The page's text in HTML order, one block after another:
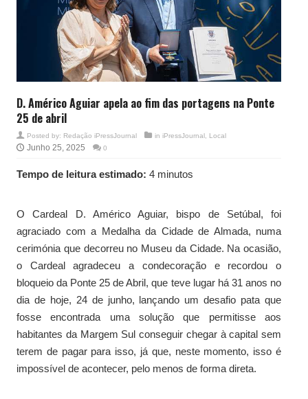
D. Américo Aguiar apela ao fim das portagens na Ponte
25 de abril
Posted by: Redação iPressJournal in iPressJournal Local
Junho 25, 2025 0
Tempo de leitura estimado: 4 minutos
O Cardeal D. Américo Aguiar, bispo de Setúbal, foi
agraciado com a Medalha da Cidade de Almada, numa
cerimónia que decorreu no Museu da Cidade. Na ocasião,
o Cardeal agradeceu a condecoração e recordou o
bloqueio da Ponte 25 de Abril, que teve lugar há 31 anos no
dia de hoje, 24 de junho, lançando um desafio pata que
fosse encontrada uma solução que permitisse aos
habitantes da Margem Sul conseguir chegar à capital sem
terem de pagar para isso, já que, neste momento, isso é
impossível de acontecer, pelo menos de forma direta.